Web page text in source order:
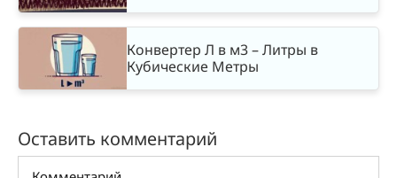
Конвертер Л в м3 – Литры в
Кубические Метры
Оставить комментарий